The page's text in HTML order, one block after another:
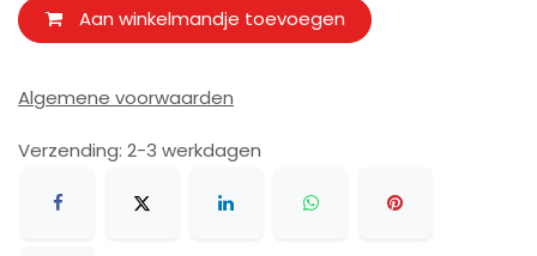
Aan winkelmandje toevoegen
Algemene voorwaarden
Verzending: 2-3 werkdagen